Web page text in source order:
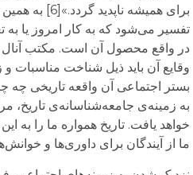
تفسیر می‌شود که به کار امروز یا به
در واقع محصول آن است. مکتب آنال در
وقایع آن باید ذیل شناخت مناسبات
بستر اجتماعی آن واقعه تاریخی چه
خواهد یافت. تاریخ همواره ما را
ما از آیندگان برای داوری‌ها و